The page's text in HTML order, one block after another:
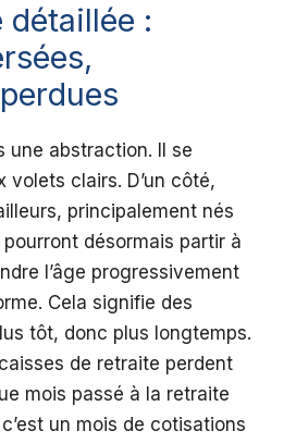
détaillée :
une abstraction. Il se
volets clairs. D’un côté,
principalement nés
désormais partir à
l’âge progressivement
Cela signifie des
tôt, donc plus longtemps.
de retraite perdent
mois passé à la retraite
un mois de cotisations